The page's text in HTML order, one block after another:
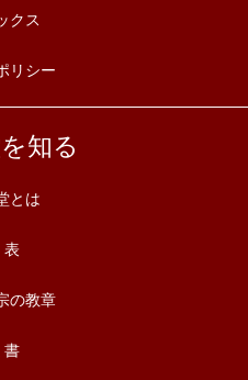
クス
リシー
知る
とは
表
の教章
書